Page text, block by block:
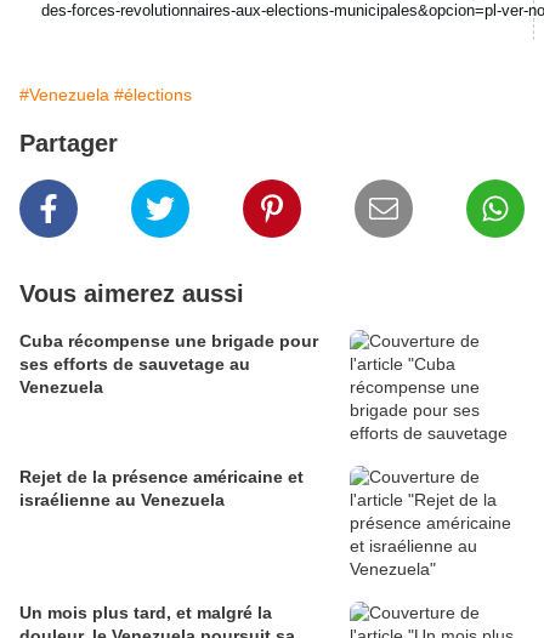
des-forces-revolutionnaires-aux-elections-municipales&opcion=pl-ver-
#Venezuela #élections
Partager
Vous aimerez aussi
Cuba récompense une brigade pour
ses efforts de sauvetage au
Venezuela
Rejet de la présence américaine et
israélienne au Venezuela
Un mois plus tard, et malgré la